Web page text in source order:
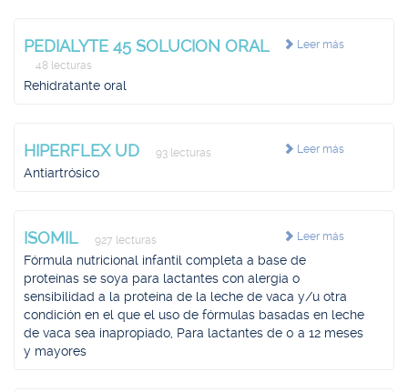
Leer más
PEDIALYTE 45 SOLUCION ORAL
48 lecturas
Rehidratante oral
Leer más
HIPERFLEX UD 93 lecturas
Antiartrósico
Leer más
ISOMIL 927 lecturas
Fórmula nutricional infantil completa a base de
proteínas se soya para lactantes con alergia o
sensibilidad a la proteína de la leche de vaca y/u otra
condición en el que el uso de fórmulas basadas en leche
de vaca sea inapropiado, Para lactantes de 0 a 12 meses
y mayores